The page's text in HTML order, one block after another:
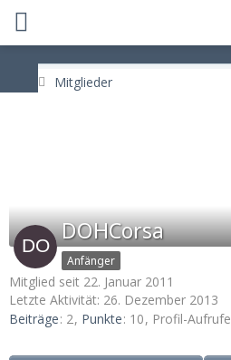
Mitglieder
DOHCorsa
Anfänger
Mitglied seit 22. Januar 2011
Letzte Aktivität: 26. Dezember 2013
Beiträge 2 Punkte 10 Profil-Aufrufe